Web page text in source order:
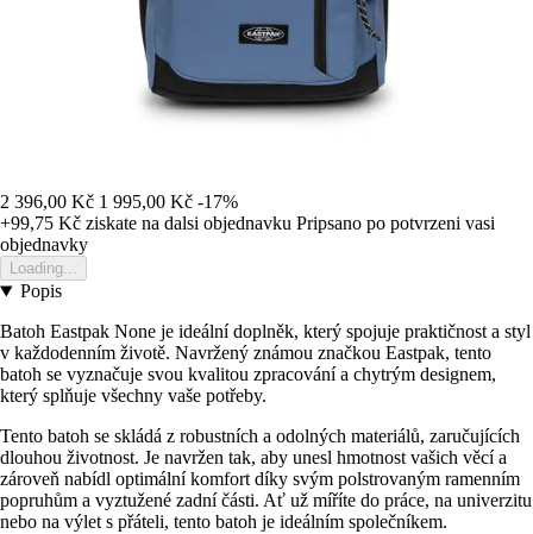
2 396,00 Kč 1 995,00 Kč -17%
+99,75 Kč ziskate na dalsi objednavku Pripsano po potvrzeni vasi
objednavky
Loading...
Popis
Batoh Eastpak None je ideální doplněk, který spojuje praktičnost a styl
v každodenním životě. Navržený známou značkou Eastpak, tento
batoh se vyznačuje svou kvalitou zpracování a chytrým designem,
který splňuje všechny vaše potřeby.
Tento batoh se skládá z robustních a odolných materiálů, zaručujících
dlouhou životnost. Je navržen tak, aby unesl hmotnost vašich věcí a
zároveň nabídl optimální komfort díky svým polstrovaným ramenním
popruhům a vyztužené zadní části. Ať už míříte do práce, na univerzitu
nebo na výlet s přáteli, tento batoh je ideálním společníkem.